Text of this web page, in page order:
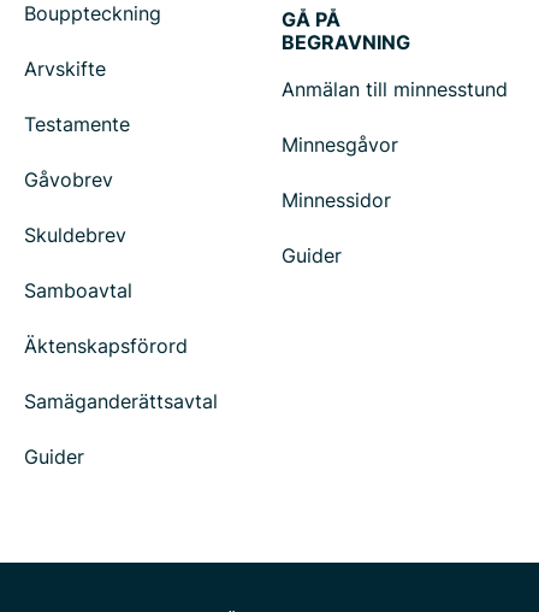
Bouppteckning
Arvskifte
Testamente
Gåvobrev
Skuldebrev
Samboavtal
Äktenskapsförord
Samäganderättsavtal
Guider
GÅ PÅ
BEGRAVNING
Anmälan till minnesstund
Minnesgåvor
Minnessidor
Guider